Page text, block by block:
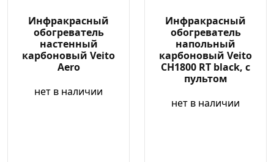
Инфракрасный
обогреватель
настенный
карбоновый Veito
Aero
нет в наличии
Инфракрасный
обогреватель
напольный
карбоновый Veito
CH1800 RT black, с
пультом
нет в наличии